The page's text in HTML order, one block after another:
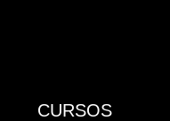
CURSOS